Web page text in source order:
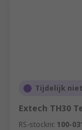
Tijdelijk
Extech TH30
RS-stocknr. 100-